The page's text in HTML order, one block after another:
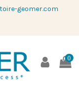
geomer.com
0